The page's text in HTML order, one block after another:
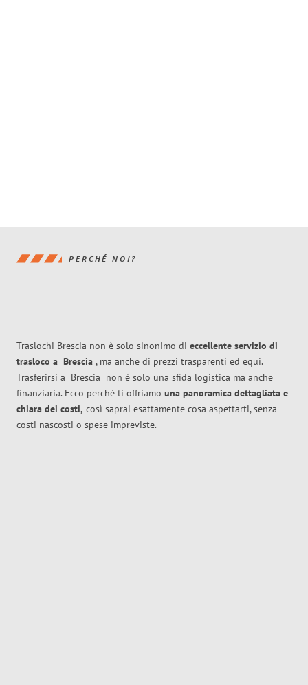
PERCHÉ NOI?
Traslochi Brescia non è solo sinonimo di eccellente servizio di
trasloco a Brescia , ma anche di prezzi trasparenti ed equi.
Trasferirsi a Brescia non è solo una sfida logistica ma anche
finanziaria. Ecco perché ti offriamo una panoramica dettagliata e
chiara dei costi, così saprai esattamente cosa aspettarti, senza
costi nascosti o spese impreviste.